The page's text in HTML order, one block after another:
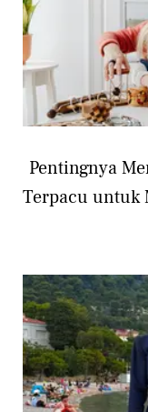
Pentingnya
Terpacu untuk